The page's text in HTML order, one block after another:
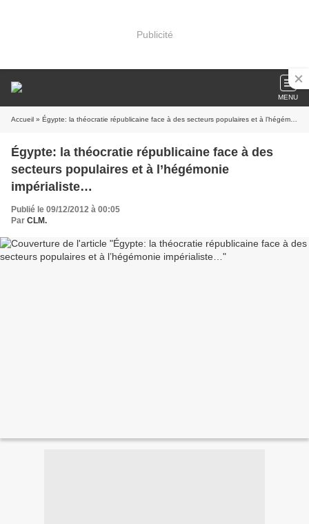
Publicité
MENU
Accueil » Égypte: la théocratie républicaine face à des secteurs populaires et à l’hégémonie impérialiste…
Égypte: la théocratie républicaine face à des
secteurs populaires et à l’hégémonie
impérialiste…
Publié le 09/12/2012 à 00:05
Par CLM.